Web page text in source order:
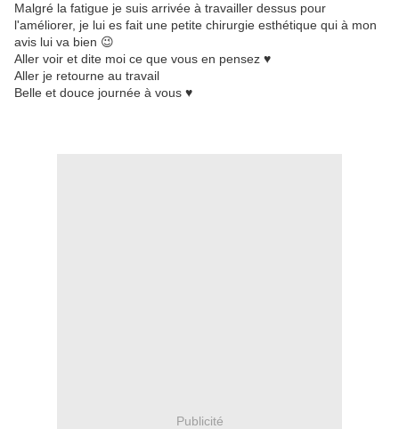
Malgré la fatigue je suis arrivée à travailler dessus pour
l'améliorer, je lui es fait une petite chirurgie esthétique qui à mon
avis lui va bien 😉
Aller voir et dite moi ce que vous en pensez ♥
Aller je retourne au travail
Belle et douce journée à vous ♥
Publicité